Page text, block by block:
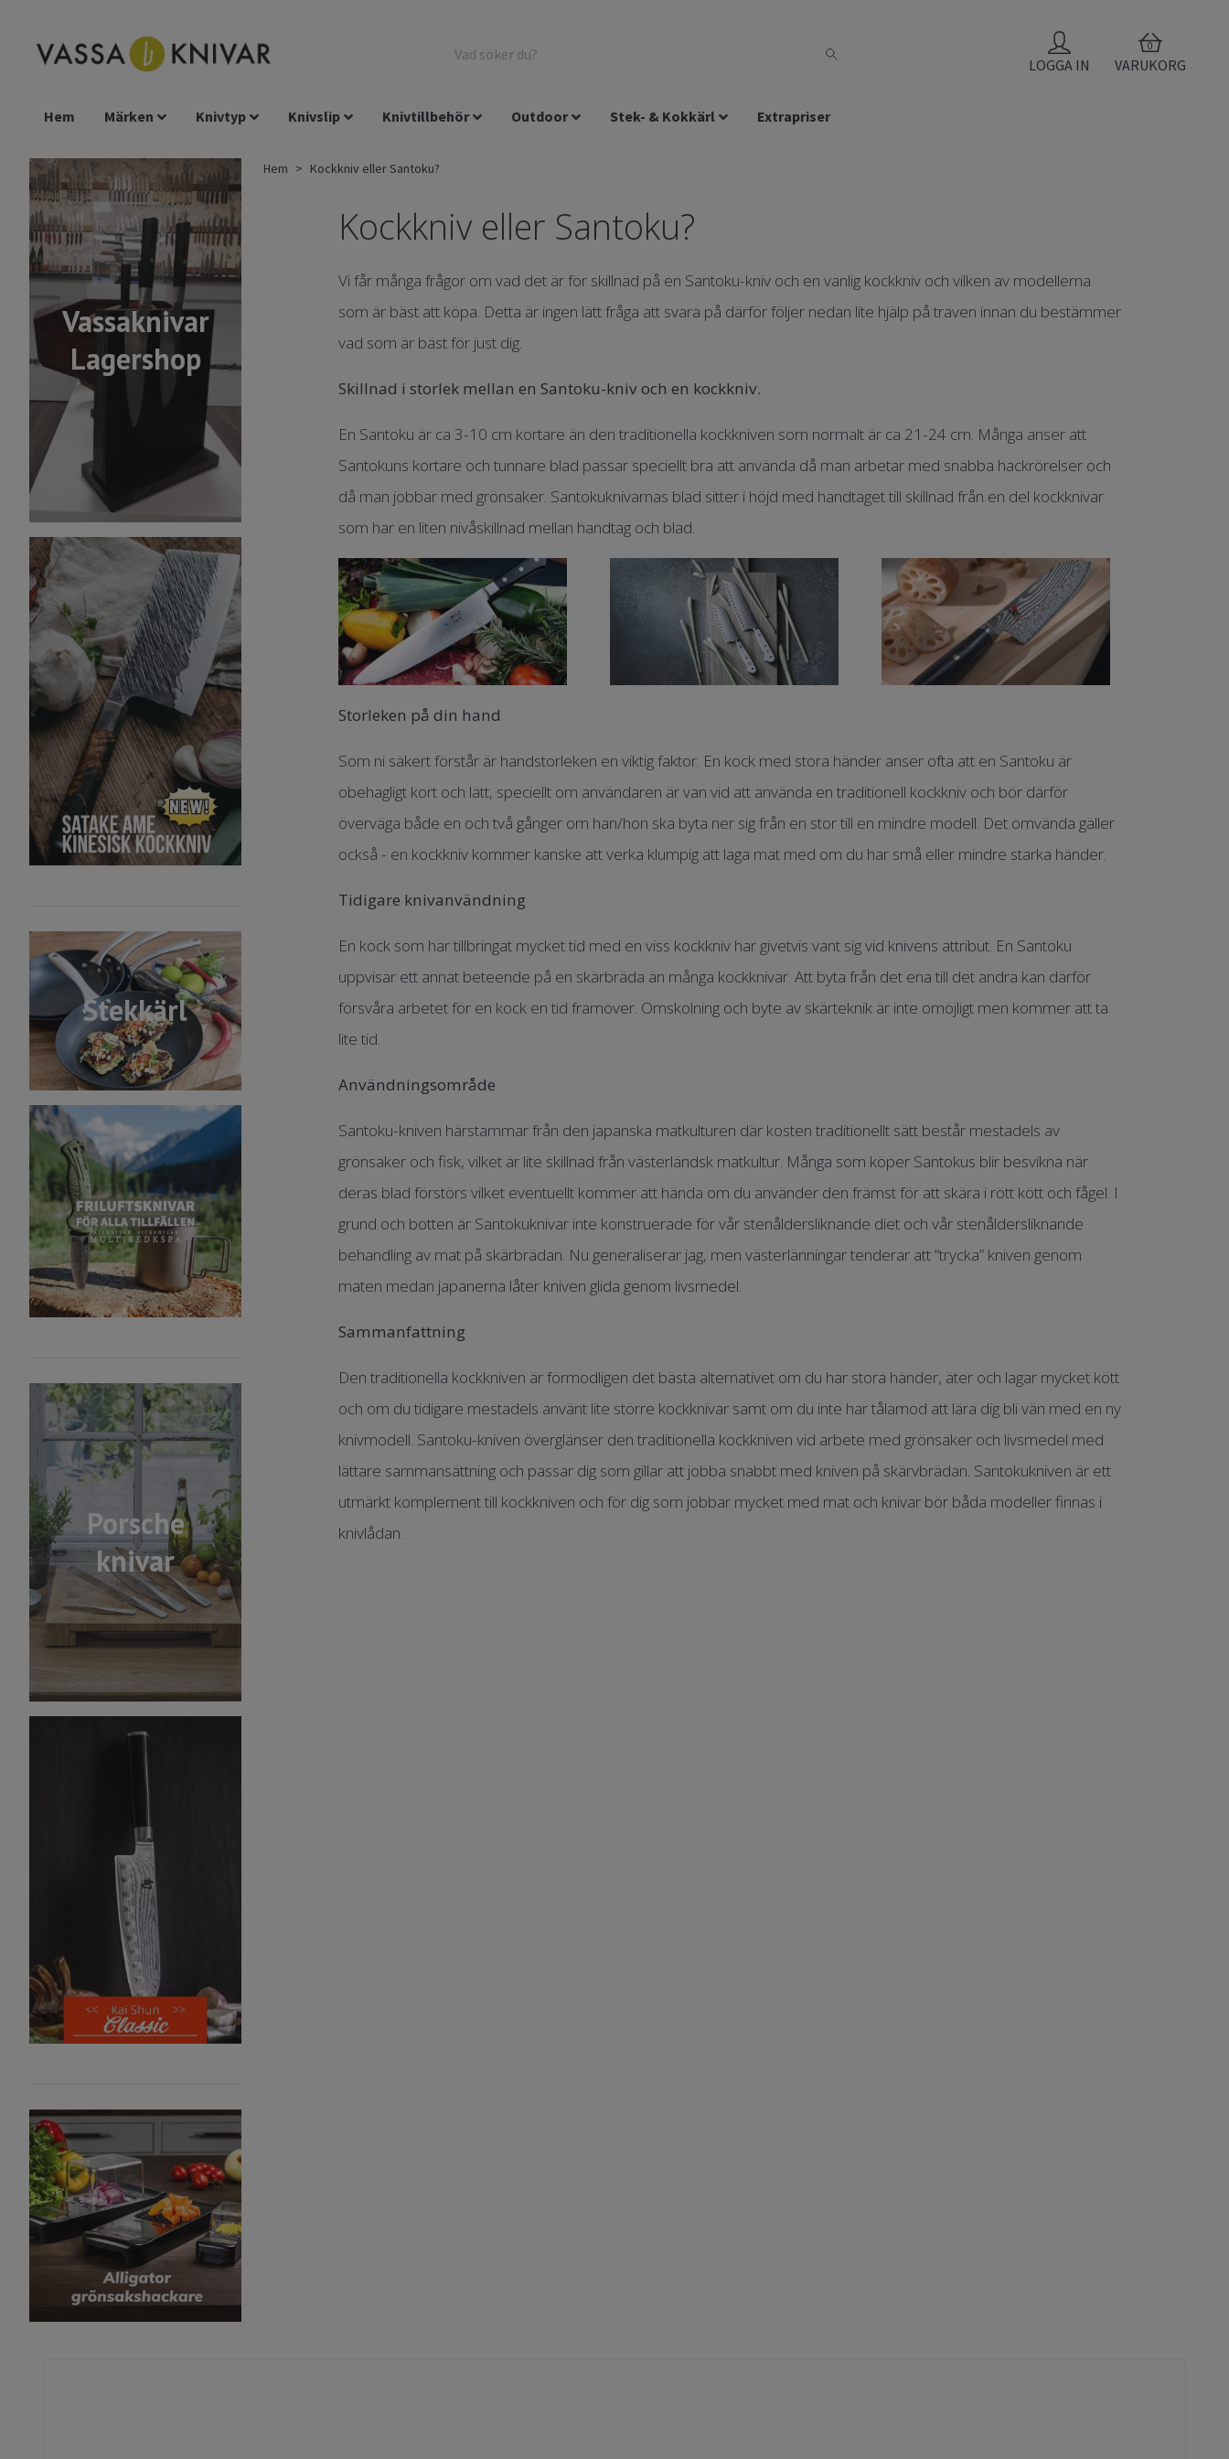
LOGGA IN
0
VARUKORG
Hem Märken Knivtyp Knivslip Knivtillbehör Outdoor Stek- & Kokkärl Extrapriser
Vassaknivar
Lagershop
Stekkärl
Porsche
knivar
Hem Kockkniv eller Santoku?
Kockkniv eller Santoku?
Vi får många frågor om vad det är för skillnad på en Santoku-kniv och en vanlig kockkniv och vilken av modellerna
som är bäst att köpa. Detta är ingen lätt fråga att svara på därför följer nedan lite hjälp på traven innan du bestämmer
vad som är bäst för just dig.
Skillnad i storlek mellan en Santoku-kniv och en kockkniv.
En Santoku är ca 3-10 cm kortare än den traditionella kockkniven som normalt är ca 21-24 cm. Många anser att
Santokuns kortare och tunnare blad passar speciellt bra att använda då man arbetar med snabba hackrörelser och
då man jobbar med grönsaker. Santokuknivarnas blad sitter i höjd med handtaget till skillnad från en del kockknivar
som har en liten nivåskillnad mellan handtag och blad.
Storleken på din hand
Som ni säkert förstår är handstorleken en viktig faktor. En kock med stora händer anser ofta att en Santoku är
obehagligt kort och lätt, speciellt om användaren är van vid att använda en traditionell kockkniv och bör därför
överväga både en och två gånger om han/hon ska byta ner sig från en stor till en mindre modell. Det omvända gäller
också - en kockkniv kommer kanske att verka klumpig att laga mat med om du har små eller mindre starka händer.
Tidigare knivanvändning
En kock som har tillbringat mycket tid med en viss kockkniv har givetvis vant sig vid knivens attribut. En Santoku
uppvisar ett annat beteende på en skärbräda än många kockknivar. Att byta från det ena till det andra kan därför
försvåra arbetet för en kock en tid framöver. Omskolning och byte av skärteknik är inte omöjligt men kommer att ta
lite tid.
Användningsområde
Santoku-kniven härstammar från den japanska matkulturen där kosten traditionellt sätt består mestadels av
grönsaker och fisk, vilket är lite skillnad från västerländsk matkultur. Många som köper Santokus blir besvikna när
deras blad förstörs vilket eventuellt kommer att hända om du använder den främst för att skära i rött kött och fågel. I
grund och botten är Santokuknivar inte konstruerade för vår stenåldersliknande diet och vår stenåldersliknande
behandling av mat på skärbrädan. Nu generaliserar jag, men västerlänningar tenderar att ”trycka” kniven genom
maten medan japanerna låter kniven glida genom livsmedel.
Sammanfattning
Den traditionella kockkniven är förmodligen det bästa alternativet om du har stora händer, äter och lagar mycket kött
och om du tidigare mestadels använt lite större kockknivar samt om du inte har tålamod att lära dig bli vän med en ny
knivmodell. Santoku-kniven överglänser den traditionella kockkniven vid arbete med grönsaker och livsmedel med
lättare sammansättning och passar dig som gillar att jobba snabbt med kniven på skärvbrädan. Santokukniven är ett
utmärkt komplement till kockkniven och för dig som jobbar mycket med mat och knivar bör båda modeller finnas i
knivlådan.